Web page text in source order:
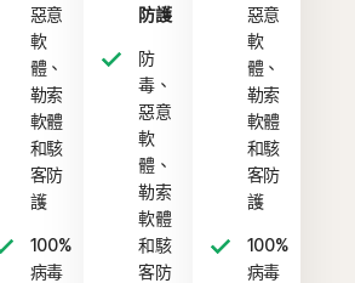
惡意
軟
體、
勒索
軟體
和駭
客防
護
100%
病毒
防護
防
毒、
惡意
軟
體、
勒索
軟體
和駭
客防
惡意
軟
體、
勒索
軟體
和駭
客防
護
100%
病毒